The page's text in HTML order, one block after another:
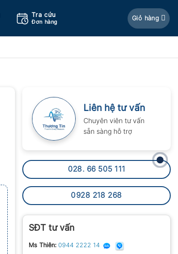
Tra cứu
Đơn hàng
Giỏ hàng
Liên hệ tư vấn
Chuyên viên tư vấn
sẵn sàng hỗ trợ
028. 66 505 111
0928 218 268
SĐT tư vấn
Ms Thiên: 0944 2222 14